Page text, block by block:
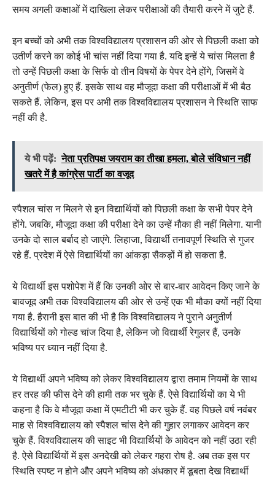
समय अगली कक्षाओं में दाखिला लेकर परीक्षाओं की तैयारी करने में जुटे हैं.
इन बच्चों को अभी तक विश्वविद्यालय प्रशासन की ओर से पिछली कक्षा को
उतीर्ण करने का कोई भी चांस नहीं दिया गया है. यदि इन्हें ये चांस मिलता है
तो उन्हें पिछली कक्षा के सिर्फ वो तीन विषयों के पेपर देने होंगे, जिसमें वे
अनुतीर्ण (फेल) हुए हैं. इसके साथ वह मौजूदा कक्षा की परीक्षाओं में भी बैठ
सकते हैं. लेकिन, इस पर अभी तक विश्वविद्यालय प्रशासन ने स्थिति साफ
नहीं की है.
ये भी पढ़ें: नेता प्रतिपक्ष जयराम का तीखा हमला, बोले संविधान नहीं
खतरे में है कांग्रेस पार्टी का वजूद
स्पैशल चांस न मिलने से इन विद्यार्थियों को पिछली कक्षा के सभी पेपर देने
होंगे. जबकि, मौजूदा कक्षा की परीक्षा देने का उन्हें मौका ही नहीं मिलेगा. यानी
उनके दो साल बर्बाद हो जाएंगे. लिहाजा, विद्यार्थी तनावपूर्ण स्थिति से गुजर
रहे हैं. प्रदेश में ऐसे विद्यार्थियों का आंकड़ा सैकड़ों में हो सकता है.
ये विद्यार्थी इस पशोपेश में हैं कि उनकी ओर से बार-बार आवेदन किए जाने के
बावजूद अभी तक विश्वविद्यालय की ओर से उन्हें एक भी मौका क्यों नहीं दिया
गया है. हैरानी इस बात की भी है कि विश्वविद्यालय ने पुराने अनुतीर्ण
विद्यार्थियों को गोल्ड चांज दिया है, लेकिन जो विद्यार्थी रेगुलर हैं, उनके
भविष्य पर ध्यान नहीं दिया है.
ये विद्यार्थी अपने भविष्य को लेकर विश्वविद्यालय द्वारा तमाम नियमों के साथ
हर तरह की फीस देने की हामी तक भर चुके हैं. ऐसे विद्यार्थियों का ये भी
कहना है कि वे मौजूदा कक्षा में एमटीटी भी कर चुके हैं. वह पिछले वर्ष नवंबर
माह से विश्वविद्यालय को स्पैशल चांस देने की गुहार लगाकर आवेदन कर
चुके हैं. विश्वविद्यालय की साइट भी विद्यार्थियों के आवेदन को नहीं उठा रही
है. ऐसे विद्यार्थियों में इस अनदेखी को लेकर गहरा रोष है. अब तक इस पर
स्थिति स्पष्ट न होने और अपने भविष्य को अंधकार में डूबता देख विद्यार्थी